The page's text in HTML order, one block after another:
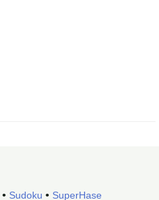
• Sudoku • SuperHase